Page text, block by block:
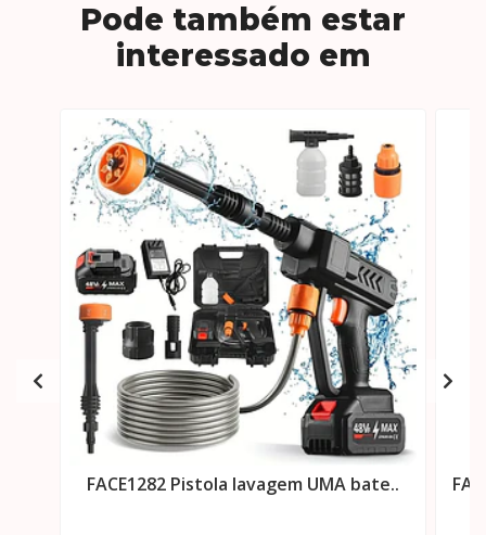
Pode também estar
interessado em
FACE1282 Pistola lavagem UMA bate..